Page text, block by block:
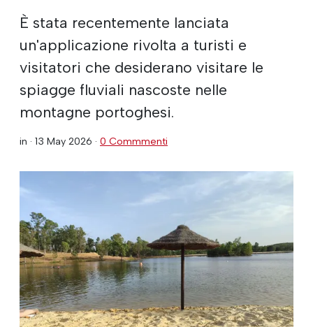
È stata recentemente lanciata
un'applicazione rivolta a turisti e
visitatori che desiderano visitare le
spiagge fluviali nascoste nelle
montagne portoghesi.
in · 13 May 2026 · 0 Commmenti